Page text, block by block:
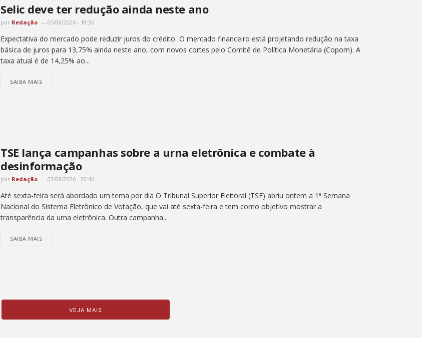
Selic deve ter redução ainda neste ano
por Redação 05/08/2026 - 18:36
Expectativa do mercado pode reduzir juros do crédito O mercado financeiro está projetando redução na taxa
básica de juros para 13,75% ainda neste ano, com novos cortes pelo Comitê de Política Monetária (Copom). A
taxa atual é de 14,25% ao...
SAIBA MAIS
TSE lança campanhas sobre a urna eletrônica e combate à
desinformação
por Redação 03/08/2026 - 20:46
Até sexta-feira será abordado um tema por dia O Tribunal Superior Eleitoral (TSE) abriu ontem a 1ª Semana
Nacional do Sistema Eletrônico de Votação, que vai até sexta-feira e tem como objetivo mostrar a
transparência da urna eletrônica. Outra campanha...
SAIBA MAIS
VEJA MAIS